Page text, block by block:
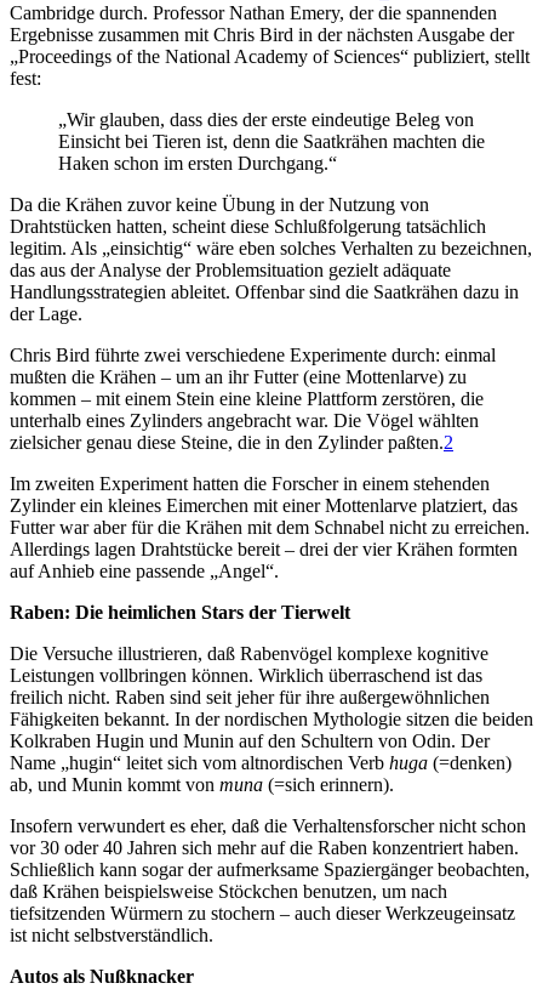
Cambridge durch. Professor Nathan Emery, der die spannenden
Ergebnisse zusammen mit Chris Bird in der nächsten Ausgabe der
„Proceedings of the National Academy of Sciences“ publiziert, stellt
fest:
„Wir glauben, dass dies der erste eindeutige Beleg von
Einsicht bei Tieren ist, denn die Saatkrähen machten die
Haken schon im ersten Durchgang.“
Da die Krähen zuvor keine Übung in der Nutzung von
Drahtstücken hatten, scheint diese Schlußfolgerung tatsächlich
legitim. Als „einsichtig“ wäre eben solches Verhalten zu bezeichnen,
das aus der Analyse der Problemsituation gezielt adäquate
Handlungsstrategien ableitet. Offenbar sind die Saatkrähen dazu in
der Lage.
Chris Bird führte zwei verschiedene Experimente durch: einmal
mußten die Krähen – um an ihr Futter (eine Mottenlarve) zu
kommen – mit einem Stein eine kleine Plattform zerstören, die
unterhalb eines Zylinders angebracht war. Die Vögel wählten
zielsicher genau diese Steine, die in den Zylinder paßten.2
Im zweiten Experiment hatten die Forscher in einem stehenden
Zylinder ein kleines Eimerchen mit einer Mottenlarve platziert, das
Futter war aber für die Krähen mit dem Schnabel nicht zu erreichen.
Allerdings lagen Drahtstücke bereit – drei der vier Krähen formten
auf Anhieb eine passende „Angel“.
Raben: Die heimlichen Stars der Tierwelt
Die Versuche illustrieren, daß Rabenvögel komplexe kognitive
Leistungen vollbringen können. Wirklich überraschend ist das
freilich nicht. Raben sind seit jeher für ihre außergewöhnlichen
Fähigkeiten bekannt. In der nordischen Mythologie sitzen die beiden
Kolkraben Hugin und Munin auf den Schultern von Odin. Der
Name „hugin“ leitet sich vom altnordischen Verb huga (=denken)
ab, und Munin kommt von muna (=sich erinnern).
Insofern verwundert es eher, daß die Verhaltensforscher nicht schon
vor 30 oder 40 Jahren sich mehr auf die Raben konzentriert haben.
Schließlich kann sogar der aufmerksame Spaziergänger beobachten,
daß Krähen beispielsweise Stöckchen benutzen, um nach
tiefsitzenden Würmern zu stochern – auch dieser Werkzeugeinsatz
ist nicht selbstverständlich.
Autos als Nußknacker